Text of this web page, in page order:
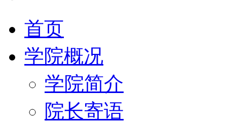
首页
学院概况
学院简介
院长寄语